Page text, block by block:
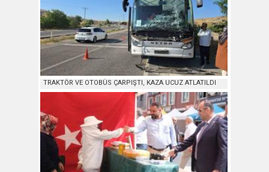
TRAKTÖR VE OTOBÜS ÇARPIŞTI, KAZA UCUZ ATLATILDI